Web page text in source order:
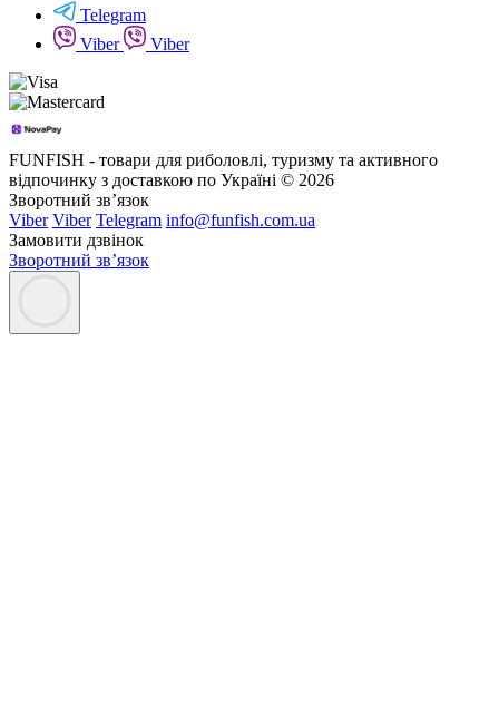
Telegram
Viber
Viber
FUNFISH - товари для риболовлі, туризму та активного
відпочинку з доставкою по Україні © 2026
Зворотний зв’язок
Viber Viber Telegram info@funfish.com.ua
Замовити дзвінок
Зворотний зв’язок